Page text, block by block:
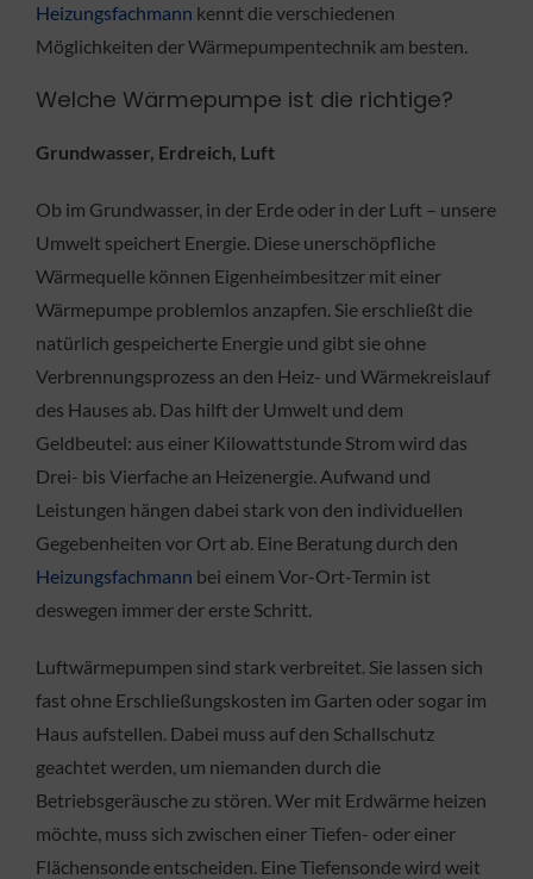
Heizungsfachmann kennt die verschiedenen
Möglichkeiten der Wärmepumpentechnik am besten.
Welche Wärmepumpe ist die richtige?
Grundwasser, Erdreich, Luft
Ob im Grundwasser, in der Erde oder in der Luft – unsere
Umwelt speichert Energie. Diese unerschöpfliche
Wärmequelle können Eigenheimbesitzer mit einer
Wärmepumpe problemlos anzapfen. Sie erschließt die
natürlich gespeicherte Energie und gibt sie ohne
Verbrennungsprozess an den Heiz- und Wärmekreislauf
des Hauses ab. Das hilft der Umwelt und dem
Geldbeutel: aus einer Kilowattstunde Strom wird das
Drei- bis Vierfache an Heizenergie. Aufwand und
Leistungen hängen dabei stark von den individuellen
Gegebenheiten vor Ort ab. Eine Beratung durch den
Heizungsfachmann bei einem Vor-Ort-Termin ist
deswegen immer der erste Schritt.
Luftwärmepumpen sind stark verbreitet. Sie lassen sich
fast ohne Erschließungskosten im Garten oder sogar im
Haus aufstellen. Dabei muss auf den Schallschutz
geachtet werden, um niemanden durch die
Betriebsgeräusche zu stören. Wer mit Erdwärme heizen
möchte, muss sich zwischen einer Tiefen- oder einer
Flächensonde entscheiden. Eine Tiefensonde wird weit